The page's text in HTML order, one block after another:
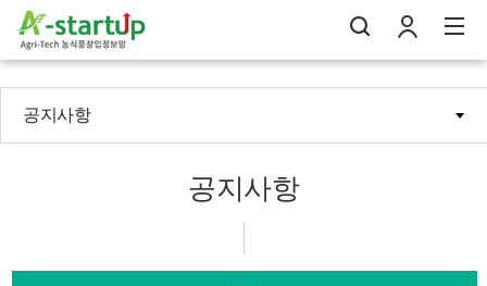
공지사항
공지사항